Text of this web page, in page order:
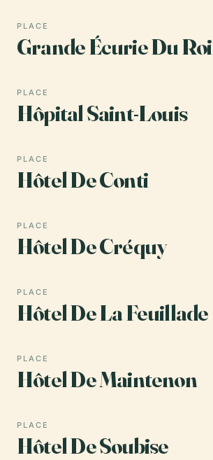
PLACE
Grande Écurie Du Roi
PLACE
Hôpital Saint-Louis
PLACE
Hôtel De Conti
PLACE
Hôtel De Créquy
PLACE
Hôtel De La Feuillade
PLACE
Hôtel De Maintenon
PLACE
Hôtel De Soubise